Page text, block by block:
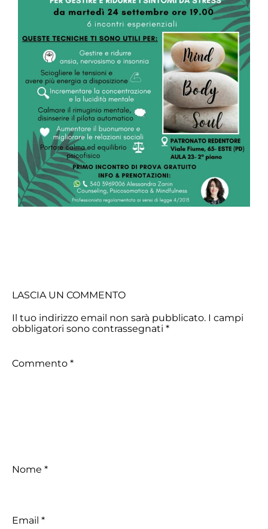
LASCIA UN COMMENTO
Il tuo indirizzo email non sarà pubblicato. I campi
obbligatori sono contrassegnati *
Commento *
Nome *
Email *